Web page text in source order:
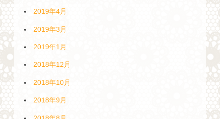
2019年4月
2019年3月
2019年1月
2018年12月
2018年10月
2018年9月